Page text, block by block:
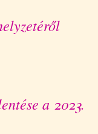
a 2023.